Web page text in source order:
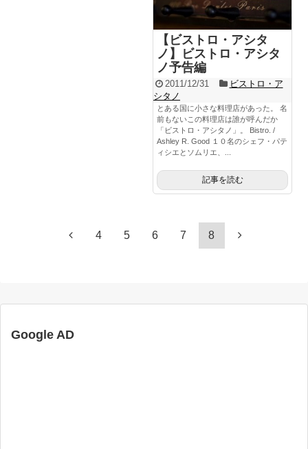
【ビストロ・アシタ
ノ】ビストロ・アシタ
ノ予告編
2011/12/31
ビストロ・ア
シタノ
とある国に小さな料理店があった。 名
前もないこの料理店は誰が呼んだか
「ビストロ・アシタノ」。 Bistro. /
Ashley R. Good １０名のシェフ・パテ
ィシエとソムリエ、...
記事を読む
4 5 6 7 8
Google AD